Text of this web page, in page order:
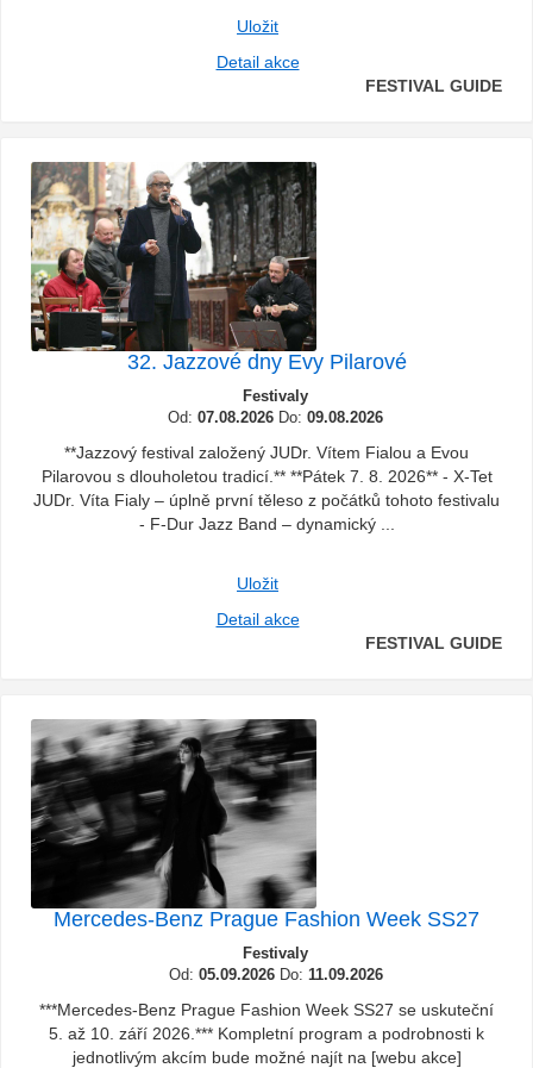
Uložit
Detail akce
FESTIVAL GUIDE
32. Jazzové dny Evy Pilarové
Festivaly
Od: 07.08.2026 Do: 09.08.2026
**Jazzový festival založený JUDr. Vítem Fialou a Evou
Pilarovou s dlouholetou tradicí.** **Pátek 7. 8. 2026** - X-Tet
JUDr. Víta Fialy – úplně první těleso z počátků tohoto festivalu
- F-Dur Jazz Band – dynamický ...
Uložit
Detail akce
FESTIVAL GUIDE
Mercedes-Benz Prague Fashion Week SS27
Festivaly
Od: 05.09.2026Do: 11.09.2026
***Mercedes-Benz Prague Fashion Week SS27 se uskuteční
5. až 10. září 2026.*** Kompletní program a podrobnosti k
jednotlivým akcím bude možné najít na [webu akce]